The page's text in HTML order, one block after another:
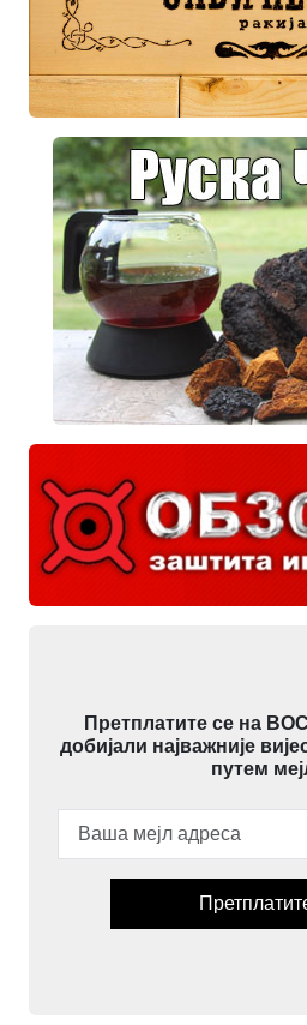
Претплатите се на
добијали најважније
путем